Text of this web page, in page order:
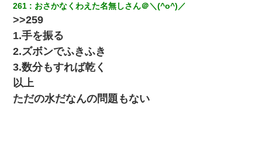
261 おさかなくわえた名無しさん＠＼(^o^)／
>>259
1.手を振る
2.ズボンでふきふき
3.数分もすれば乾く
以上
ただの水だなんの問題もない